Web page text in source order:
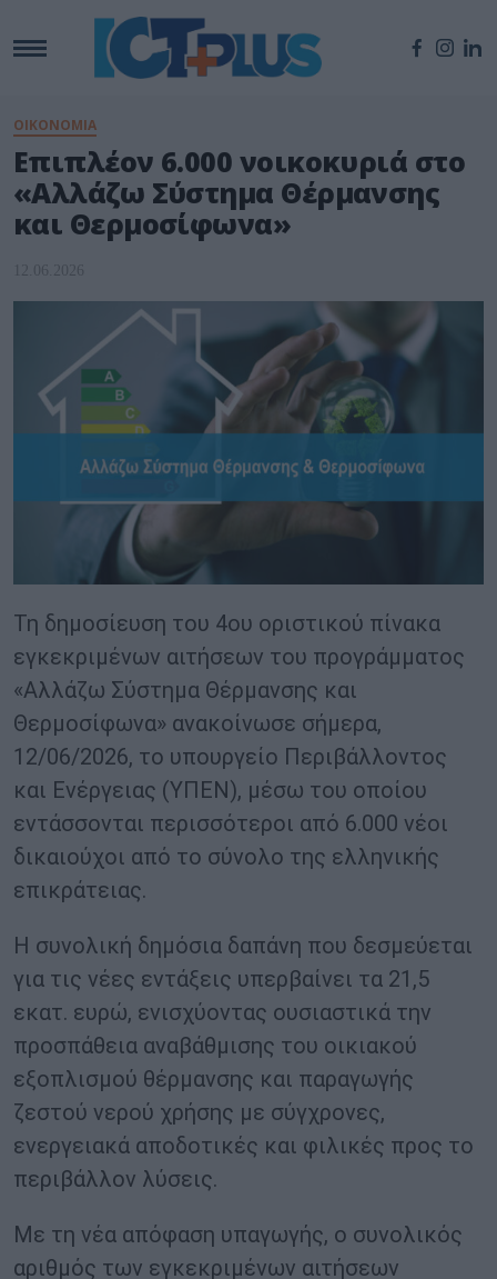
ΟΙΚΟΝΟΜΙΑ
Επιπλέον 6.000 νοικοκυριά στο
«Αλλάζω Σύστημα Θέρμανσης
και Θερμοσίφωνα»
12.06.2026
Τη δημοσίευση του 4ου οριστικού πίνακα
εγκεκριμένων αιτήσεων του προγράμματος
«Αλλάζω Σύστημα Θέρμανσης και
Θερμοσίφωνα» ανακοίνωσε σήμερα,
12/06/2026, το υπουργείο Περιβάλλοντος
και Ενέργειας (ΥΠΕΝ), μέσω του οποίου
εντάσσονται περισσότεροι από 6.000 νέοι
δικαιούχοι από το σύνολο της ελληνικής
επικράτειας.
Η συνολική δημόσια δαπάνη που δεσμεύεται
για τις νέες εντάξεις υπερβαίνει τα 21,5
εκατ. ευρώ, ενισχύοντας ουσιαστικά την
προσπάθεια αναβάθμισης του οικιακού
εξοπλισμού θέρμανσης και παραγωγής
ζεστού νερού χρήσης με σύγχρονες,
ενεργειακά αποδοτικές και φιλικές προς το
περιβάλλον λύσεις.
Με τη νέα απόφαση υπαγωγής, ο συνολικός
αριθμός των εγκεκριμένων αιτήσεων